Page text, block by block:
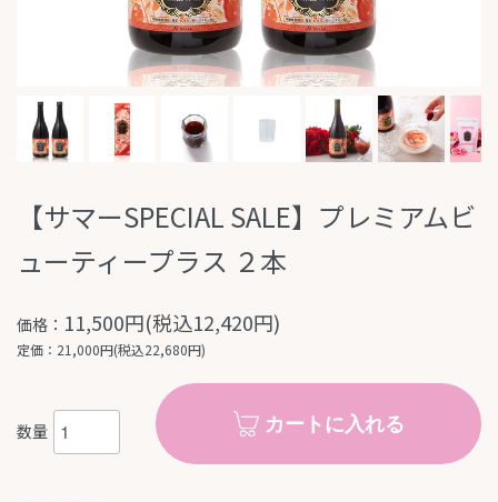
【サマーSPECIAL SALE】プレミアムビ
ューティープラス ２本
価格： 11,500円(税込12,420円)
定価：21,000円(税込22,680円)
数量 カートに入れる